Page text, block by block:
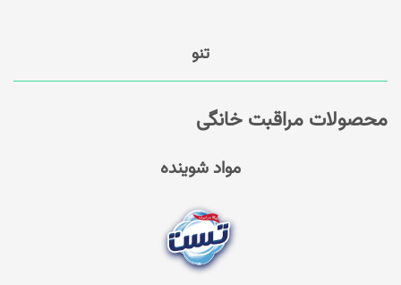
تنو
محصولات مراقبت خانگی
مواد شوینده